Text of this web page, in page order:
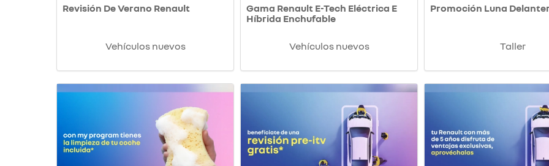
Revisión De Verano Renault
Vehículos nuevos
Gama Renault E-Tech Eléctrica E
Híbrida Enchufable
Vehículos nuevos
Promoción Luna
Taller